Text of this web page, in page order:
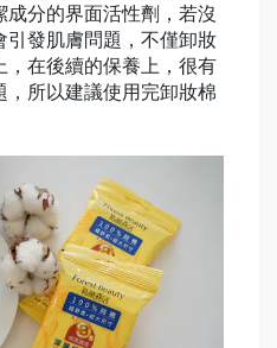
分的界面活性劑，若沒
引發肌膚問題，不僅卸妝
，在後續的保養上，很有
所以建議使用完卸妝棉